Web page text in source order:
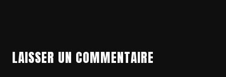
LAISSER UN COMMENTAIRE